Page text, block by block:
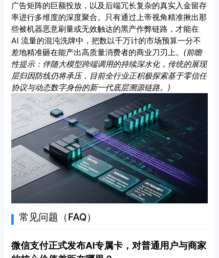
广告矩阵的巨额投放，以及后端冗长复杂的真实入金留存
率进行多维度的深度聚合。只有通过上帝视角精准揪出那
些被机器恶意刷量或无效触达的黑产作弊链路，才能在
AI 流量的混沌洗牌中，把数以千万计的市场预算一分不
差地精准砸在能产出高质量消费者的商业刀刃上。 (前瞻
性提示：伴随大模型跨端调用的持续深水化，传统的展现
层归因防线仍将承压，目前全行业正积极探索基于零信任
协议与动态数字身份的新一代底层溯源链路。)
常见问题（FAQ）
微信支付正式发布AI专属卡，对普通用户与商家